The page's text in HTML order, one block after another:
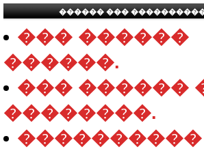
������ ���
��� ������
������.
��� ������
��������.
����������